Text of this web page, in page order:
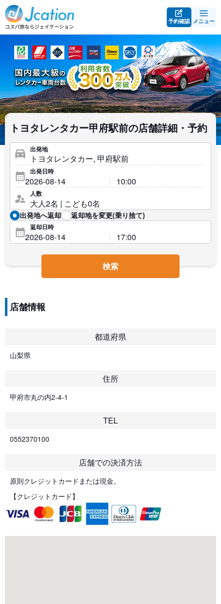
予約確認 メニュー
トヨタレンタカー甲府駅前の店舗詳細・予約
出発地
出発日時
人数
出発地へ返却 返却地を変更(乗り捨て)
返却日時
検索
店舗情報
都道府県
山梨県
住所
甲府市丸の内2-4-1
TEL
0552370100
店舗での決済方法
原則クレジットカードまたは現金。
【クレジットカード】